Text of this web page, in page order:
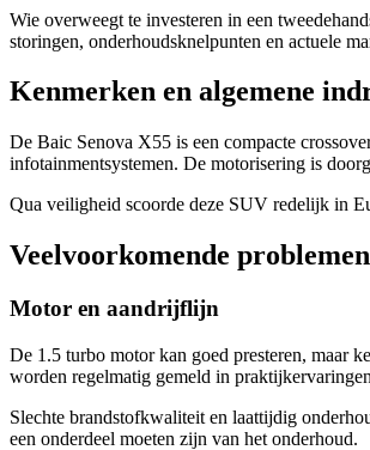
Wie overweegt te investeren in een
storingen, onderhoudsknelpunten en actuele
Kenmerken en algemene
De Baic Senova X55 is een compacte
infotainmentsystemen. De motorisering is
Qua veiligheid scoorde deze SUV redelijk in
Veelvoorkomende
Motor en aandrijflijn
De 1.5 turbo motor kan goed presteren, maar
worden regelmatig gemeld in
Slechte brandstofkwaliteit en laattijdig
een onderdeel moeten zijn van het onderhoud.